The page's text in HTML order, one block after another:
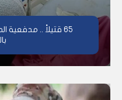
65 قتيلاً .. مدفعية